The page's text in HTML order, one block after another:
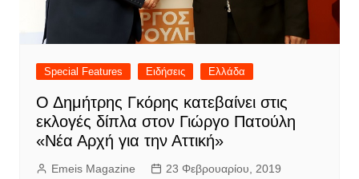
Special Features Ειδήσεις Ελλάδα
Ο Δημήτρης Γκόρης κατεβαίνει στις
εκλογές δίπλα στον Γιώργο Πατούλη
«Νέα Αρχή για την Αττική»
Emeis Magazine
23 Φεβρουαρίου, 2019